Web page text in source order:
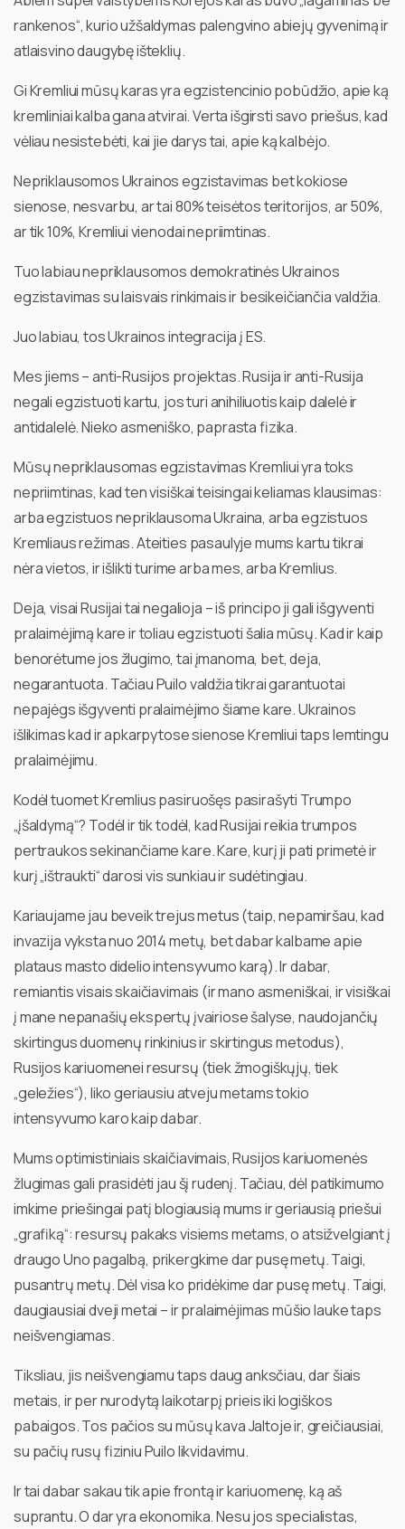
rankenos“, kurio užšaldymas palengvino abiejų gyvenimą ir
atlaisvino daugybę išteklių.
Gi Kremliui mūsų karas yra egzistencinio pobūdžio, apie ką
kremliniai kalba gana atvirai. Verta išgirsti savo priešus, kad
vėliau nesistebėti, kai jie darys tai, apie ką kalbėjo.
Nepriklausomos Ukrainos egzistavimas bet kokiose
sienose, nesvarbu, ar tai 80% teisėtos teritorijos, ar 50%,
ar tik 10%, Kremliui vienodai nepriimtinas.
Tuo labiau nepriklausomos demokratinės Ukrainos
egzistavimas su laisvais rinkimais ir besikeičiančia valdžia.
Juo labiau, tos Ukrainos integracija į ES.
Mes jiems – anti-Rusijos projektas. Rusija ir anti-Rusija
negali egzistuoti kartu, jos turi anihiliuotis kaip dalelė ir
antidalelė. Nieko asmeniško, paprasta fizika.
Mūsų nepriklausomas egzistavimas Kremliui yra toks
nepriimtinas, kad ten visiškai teisingai keliamas klausimas:
arba egzistuos nepriklausoma Ukraina, arba egzistuos
Kremliaus režimas. Ateities pasaulyje mums kartu tikrai
nėra vietos, ir išlikti turime arba mes, arba Kremlius.
Deja, visai Rusijai tai negalioja – iš principo ji gali išgyventi
pralaimėjimą kare ir toliau egzistuoti šalia mūsų. Kad ir kaip
benorėtume jos žlugimo, tai įmanoma, bet, deja,
negarantuota. Tačiau Puilo valdžia tikrai garantuotai
nepajėgs išgyventi pralaimėjimo šiame kare. Ukrainos
išlikimas kad ir apkarpytose sienose Kremliui taps lemtingu
pralaimėjimu.
Kodėl tuomet Kremlius pasiruošęs pasirašyti Trumpo
„įšaldymą“? Todėl ir tik todėl, kad Rusijai reikia trumpos
pertraukos sekinančiame kare. Kare, kurį ji pati primetė ir
kurį „ištraukti“ darosi vis sunkiau ir sudėtingiau.
Kariaujame jau beveik trejus metus (taip, nepamiršau, kad
invazija vyksta nuo 2014 metų, bet dabar kalbame apie
plataus masto didelio intensyvumo karą). Ir dabar,
remiantis visais skaičiavimais (ir mano asmeniškai, ir visiškai
į mane nepanašių ekspertų įvairiose šalyse, naudojančių
skirtingus duomenų rinkinius ir skirtingus metodus),
Rusijos kariuomenei resursų (tiek žmogiškųjų, tiek
„geležies“), liko geriausiu atveju metams tokio
intensyvumo karo kaip dabar.
Mums optimistiniais skaičiavimais, Rusijos kariuomenės
žlugimas gali prasidėti jau šį rudenį. Tačiau, dėl patikimumo
imkime priešingai patį blogiausią mums ir geriausią priešui
„grafiką“: resursų pakaks visiems metams, o atsižvelgiant į
draugo Uno pagalbą, prikergkime dar pusę metų. Taigi,
pusantrų metų. Dėl visa ko pridėkime dar pusę metų. Taigi,
daugiausiai dveji metai – ir pralaimėjimas mūšio lauke taps
neišvengiamas.
Tiksliau, jis neišvengiamu taps daug anksčiau, dar šiais
metais, ir per nurodytą laikotarpį prieis iki logiškos
pabaigos. Tos pačios su mūsų kava Jaltoje ir, greičiausiai,
su pačių rusų fiziniu Puilo likvidavimu.
Ir tai dabar sakau tik apie frontą ir kariuomenę, ką aš
suprantu. O dar yra ekonomika. Nesu jos specialistas,